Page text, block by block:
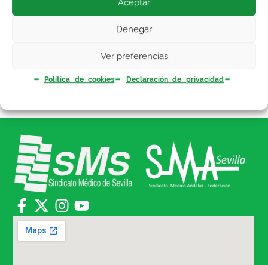
Aceptar
Denegar
Ver preferencias
Política de cookies Declaración de privacidad
dirigida al análisis y medidas a tomar tras esta